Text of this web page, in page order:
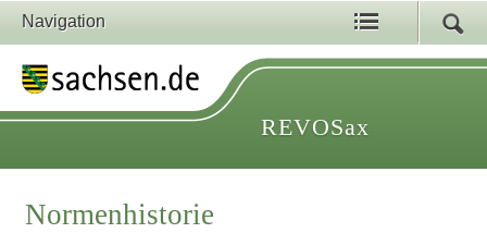
Navigation
REVOSax
Normenhistorie